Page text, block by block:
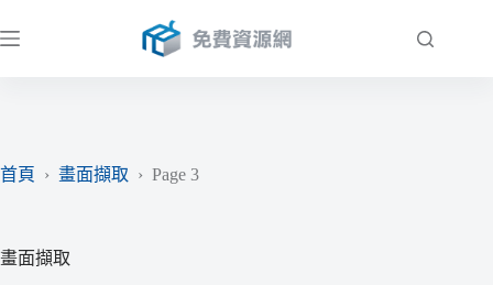
至
首頁
› 畫面擷取 › Page 3
畫面擷取